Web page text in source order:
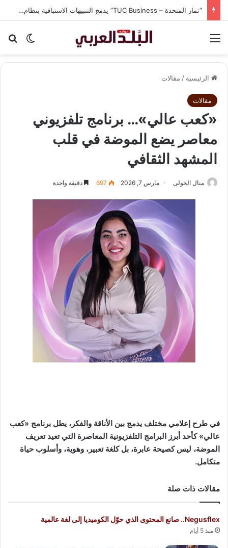
“ثمار المتحدة – TUC Business” يدمج التنبيهات الاستباقية بنظام CRM في شاشة واحدة لحماية الشركات من الغرامات وضياع الوقت
الوضع
الرئيسية / مقالات
مقالات
«كعب عالي»… برنامج تلفزيوني
معاصر يضع الموضة في قلب
المشهد الثقافي
منال الخولى مارس 7, 2026 697 دقيقة واحدة
في طرح إعلامي مختلف يدمج بين الأناقة والفكر، يطل برنامج «كعب
عالي» كأحد أبرز البرامج التلفزيونية المعاصرة التي تعيد تعريف
الموضة، ليس كصيحة عابرة، بل كلغة تعبير، وهوية، وأسلوب حياة
متكامل.
مقالات ذات صلة
Negusflex.. صانع المحتوى الذي حوّل الكوميديا إلى لغة عالمية
منذ 5 أيام